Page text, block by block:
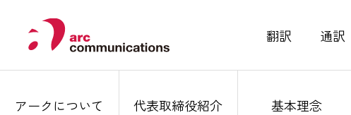
翻訳 通訳
アークについて 代表取締役紹介 基本理念